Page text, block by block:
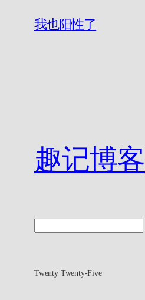
我也阳性了
趣记博客
Twenty Twenty-Five